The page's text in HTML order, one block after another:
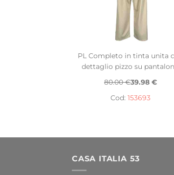
PL Completo in tinta unita
dettaglio pizzo su
80.00 €39.98 €
Cod: 153693
CASA ITALIA 53